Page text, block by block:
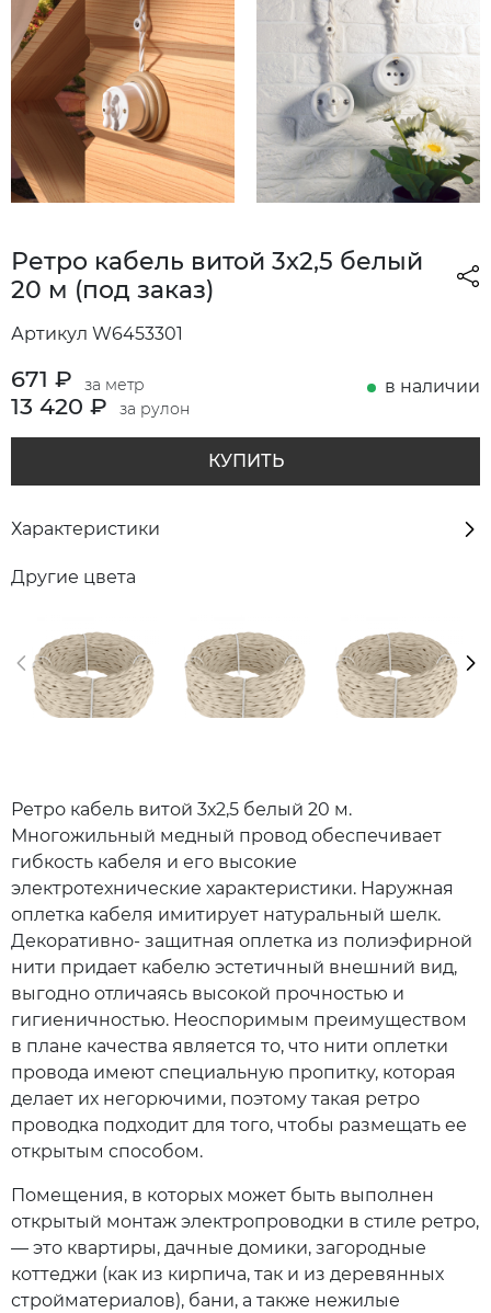
Ретро кабель витой 3х2,5 белый
20 м (под заказ)
Артикул W6453301
671 ₽ за метр
13 420 ₽ за рулон
в наличии
КУПИТЬ
Характеристики
Другие цвета
Ретро кабель витой 3х2,5 белый 20 м.
Многожильный медный провод обеспечивает
гибкость кабеля и его высокие
электротехнические характеристики. Наружная
оплетка кабеля имитирует натуральный шелк.
Декоративно- защитная оплетка из полиэфирной
нити придает кабелю эстетичный внешний вид,
выгодно отличаясь высокой прочностью и
гигиеничностью. Неоспоримым преимуществом
в плане качества является то, что нити оплетки
провода имеют специальную пропитку, которая
делает их негорючими, поэтому такая ретро
проводка подходит для того, чтобы размещать ее
открытым способом.
Помещения, в которых может быть выполнен
открытый монтаж электропроводки в стиле ретро,
— это квартиры, дачные домики, загородные
коттеджи (как из кирпича, так и из деревянных
стройматериалов), бани, а также нежилые